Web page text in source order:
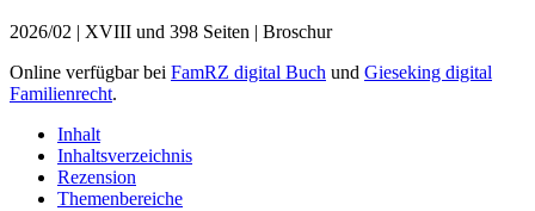
2026/02 | XVIII und 398 Seiten | Broschur
Online verfügbar bei FamRZ digital Buch und Gieseking digital
Familienrecht.
Inhalt
Inhaltsverzeichnis
Rezension
Themenbereiche